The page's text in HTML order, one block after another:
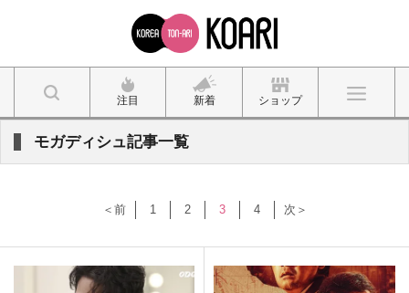
注目 新着 ショップ
モガディシュ記事一覧
＜前 1 2 3 4 次＞